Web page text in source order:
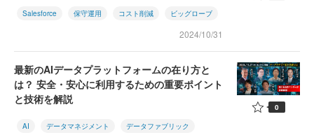
Salesforce 保守運用 コスト削減 ビッグローブ
2024/10/31
最新のAIデータプラットフォームの在り方と
は？ 安全・安心に利用するための重要ポイント
と技術を解説
AI データマネジメント データファブリック
0